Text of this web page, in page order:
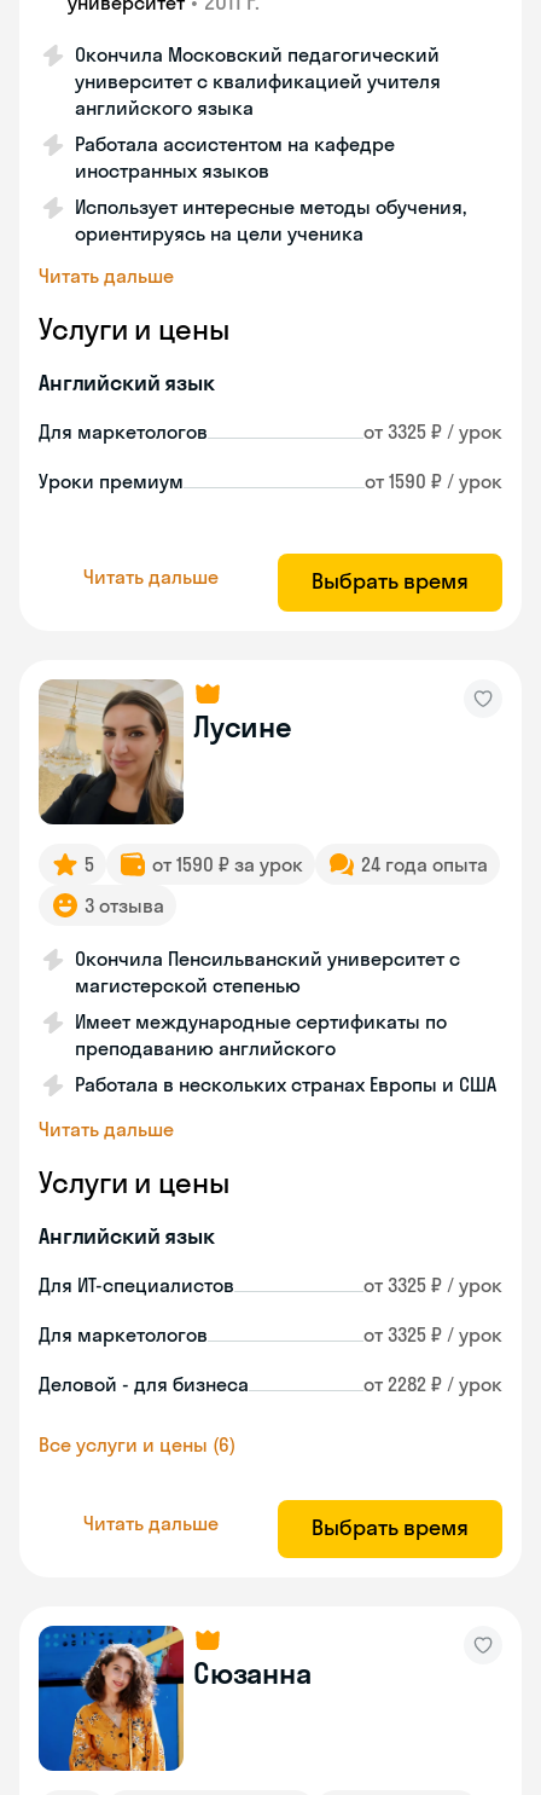
Окончила Московский педагогический
университет с квалификацией учителя
английского языка
Работала ассистентом на кафедре
иностранных языков
Использует интересные методы обучения,
ориентируясь на цели ученика
Читать дальше
Услуги и цены
Английский язык
Для маркетологов от 3325 ₽ / урок
Уроки премиум от 1590 ₽ / урок
Читать дальше Выбрать время
Лусине
5 от 1590 ₽ за урок
24 года опыта
3 отзыва
Окончила Пенсильванский университет с
магистерской степенью
Имеет международные сертификаты по
преподаванию английского
Работала в нескольких странах Европы и США
Читать дальше
Услуги и цены
Английский язык
Для ИТ-специалистов от 3325 ₽ / урок
Для маркетологов от 3325 ₽ / урок
Деловой - для бизнеса от 2282 ₽ / урок
Все услуги и цены (6)
Читать дальше Выбрать время
Сюзанна